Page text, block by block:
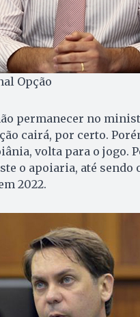
Opção
permanecer no
cairá, por certo.
volta para o jogo.
o apoiaria, até sendo
2022.